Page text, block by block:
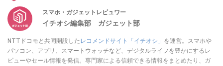
スマホ・ガジェットレビュワー
イチオシ編集部 ガジェット部
NTTドコモと共同開設したレコメンドサイト「イチオシ」 を運営。スマホや
パソコン、アプリ、スマートウォッチなど、デジタルライフを豊かにするレ
ビューやセール情報を発信。専門家による信頼できる情報をまとめたり、ガ